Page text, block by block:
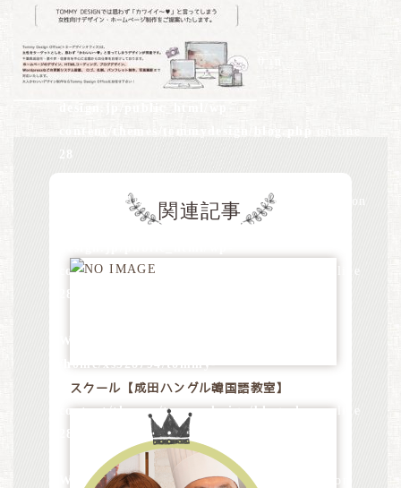
26
Warning: Undefined array key 0 in
/home/xs528794/tommy-
28
: Attempt to read property "term_id" on
/home/xs528794/tommy-
content/themes/tommydesign/blog.php
on line
28
Warning
/home/xs528794/tommy-
design.jp/public_html/wp-
content/themes/tommydesign/blog.phpon line
28
Warning: Attempt to read property "name" on
関連記事
スクール【成田ハングル韓国語教室】